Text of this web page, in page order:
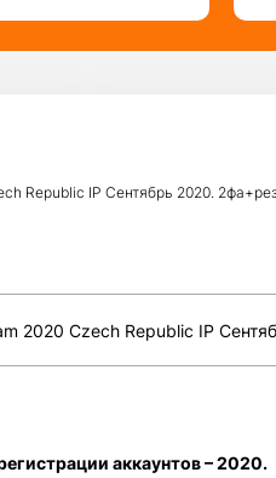
Republic IP Сентябрь 2020.
2020 Czech Republic IP
аккаунтов – 2020.